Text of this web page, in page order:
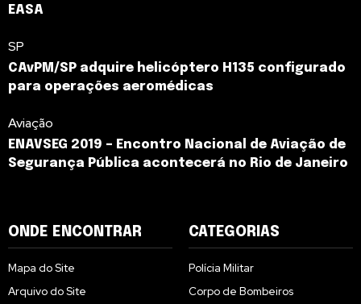
EASA
SP
CAvPM/SP adquire helicóptero H135 configurado
para operações aeromédicas
Aviação
ENAVSEG 2019 – Encontro Nacional de Aviação de
Segurança Pública acontecerá no Rio de Janeiro
ONDE ENCONTRAR
Mapa do Site
Arquivo do Site
CATEGORIAS
Polícia Militar
Corpo de Bombeiros